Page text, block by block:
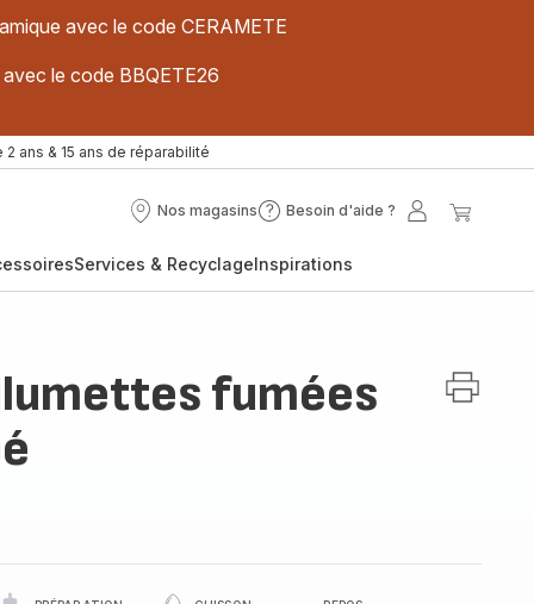
avec le code CERAMETE
le code BBQETE26
2 ans & 15 ans de réparabilité
Nos magasins
Nos
Besoin d'aide ?
Besoin
?
Mon
Services & RecyclageInspirations
fumées